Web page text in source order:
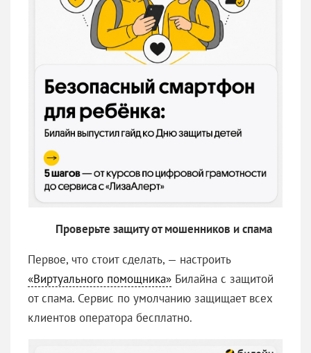
Проверьте защиту от мошенников и спама
Первое, что стоит сделать, — настроить
«Виртуального помощника» Билайна с защитой
от спама. Сервис по умолчанию защищает всех
клиентов оператора бесплатно.